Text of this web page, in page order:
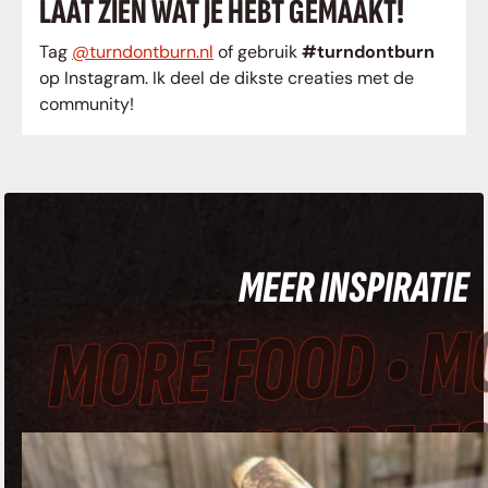
LAAT ZIEN WAT JE HEBT GEMAAKT!
Tag @turndontburn.nl of gebruik#turndontburn
op Instagram. Ik deel de dikste creaties met de
community!
MORE FOOD •
FOOD • MORE
MEER INSPIRATIE